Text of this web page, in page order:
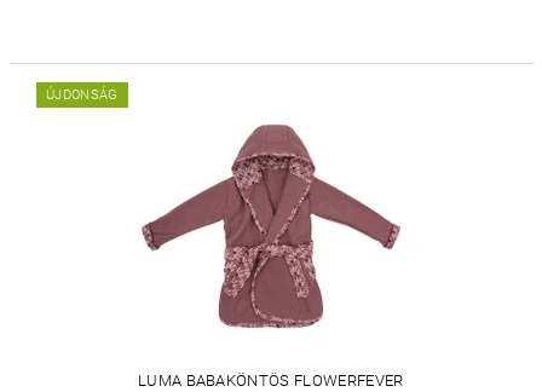
ÚJDONSÁG
LUMA BABAKÖNTÖS FLOWERFEVER